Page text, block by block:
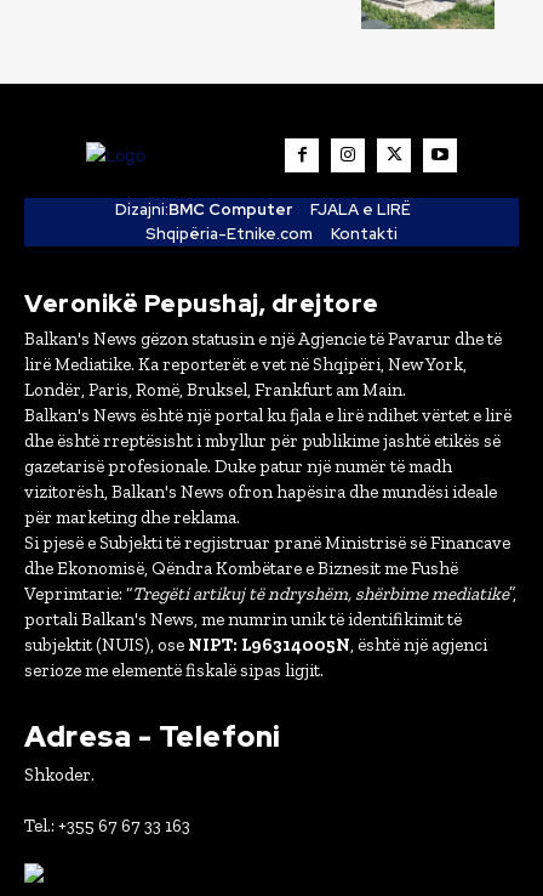
Dizajni:BMC Computer
FJALA e LIRË
Shqipëria-Etnike.com
Kontakti
Veronikë Pepushaj, drejtore
Balkan's News gëzon statusin e një Agjencie të Pavarur dhe të
lirë Mediatike. Ka reporterët e vet në Shqipëri, New York,
Londër, Paris, Romë, Bruksel, Frankfurt am Main.
Balkan's News është një portal ku fjala e lirë ndihet vërtet e lirë
dhe është rreptësisht i mbyllur për publikime jashtë etikës së
gazetarisë profesionale. Duke patur një numër të madh
vizitorësh, Balkan's News ofron hapësira dhe mundësi ideale
për marketing dhe reklama.
Si pjesë e Subjekti të regjistruar pranë Ministrisë së Financave
dhe Ekonomisë, Qëndra Kombëtare e Biznesit me Fushë
Veprimtarie: “Tregëti artikuj të ndryshëm, shërbime mediatike”,
portali Balkan's News, me numrin unik të identifikimit të
subjektit (NUIS), ose NIPT: L96314005N, është një agjenci
serioze me elementë fiskalë sipas ligjit.
Adresa - Telefoni
Shkoder.
Tel.: +355 67 67 33 163